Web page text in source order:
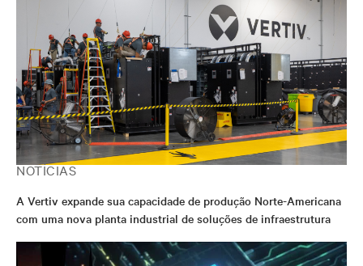
NOTÍCIAS
A Vertiv expande sua capacidade de produção Norte-Americana
com uma nova planta industrial de soluções de infraestrutura